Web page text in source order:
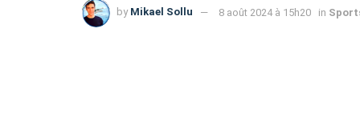
by Mikael Sollu 8 août 2024 à 15h20 in